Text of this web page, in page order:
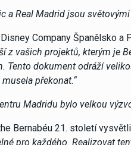
a Real Madrid jsou
Company Španělsko a
vašich projektů, kterým je
Tento dokument odráží
překonat.“
Madridu bylo velkou
Bernabéu 21. století
pro každého. Realizovat